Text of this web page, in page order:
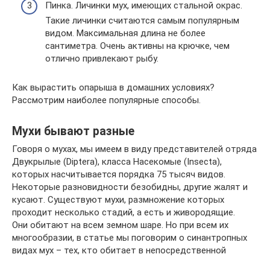
Пинка. Личинки мух, имеющих стальной окрас.
Такие личинки считаются самым популярным
видом. Максимальная длина не более
сантиметра. Очень активны на крючке, чем
отлично привлекают рыбу.
Как вырастить опарыша в домашних условиях?
Рассмотрим наиболее популярные способы.
Мухи бывают разные
Говоря о мухах, мы имеем в виду представителей отряда
Двукрылые (Diptera), класса Насекомые (Insecta),
которых насчитывается порядка 75 тысяч видов.
Некоторые разновидности безобидны, другие жалят и
кусают. Существуют мухи, размножение которых
проходит несколько стадий, а есть и живородящие.
Они обитают на всем земном шаре. Но при всем их
многообразии, в статье мы поговорим о синантропных
видах мух – тех, кто обитает в непосредственной